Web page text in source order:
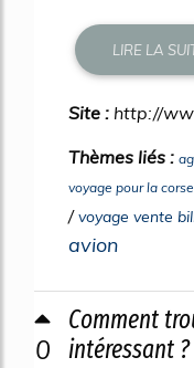
LIRE LA
Site : http://
Thèmes liés :
voyage pour la corse
/voyage vente
avion
0
Comment
intéressant